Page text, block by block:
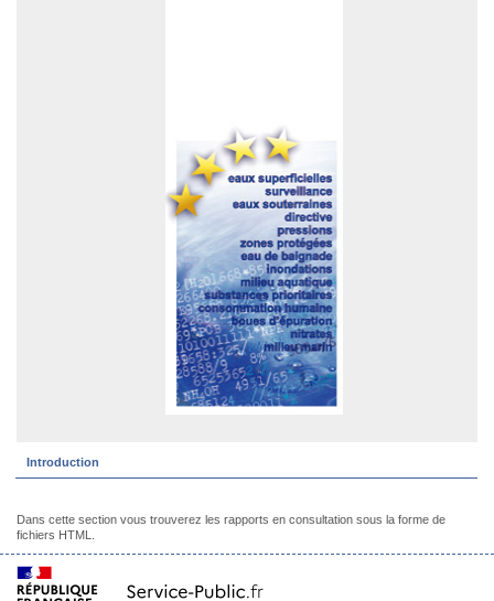
Introduction
Dans cette section vous trouverez les rapports en consultation sous la forme de
fichiers HTML.